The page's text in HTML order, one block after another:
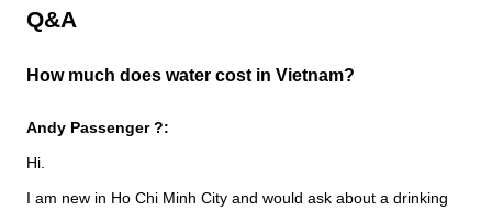
Q&A
How much does water cost in Vietnam?
Andy Passenger ?:
Hi.
I am new in Ho Chi Minh City and would ask about a drinking